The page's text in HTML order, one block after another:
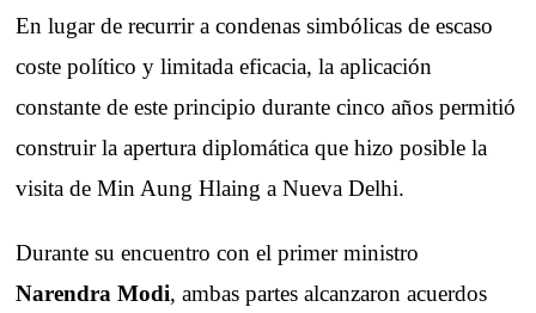
En lugar de recurrir a condenas simbólicas de escaso
coste político y limitada eficacia, la aplicación
constante de este principio durante cinco años permitió
construir la apertura diplomática que hizo posible la
visita de Min Aung Hlaing a Nueva Delhi.
Durante su encuentro con el primer ministro
Narendra Modi, ambas partes alcanzaron acuerdos